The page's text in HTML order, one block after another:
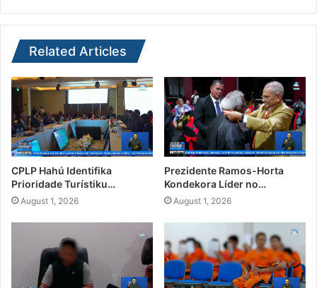
Related Articles
CPLP Hahú Identifika
Prioridade Turístiku…
August 1, 2026
Prezidente Ramos-Horta
Kondekora Líder no…
August 1, 2026